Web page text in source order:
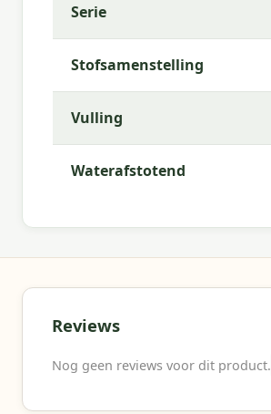
Serie
Stofsamenstelling
Vulling
Waterafstotend
Reviews
Nog geen reviews voor dit product.